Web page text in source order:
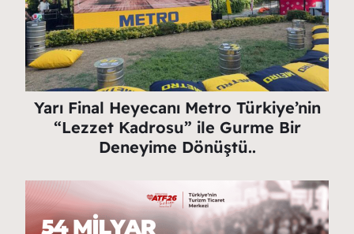
Yarı Final Heyecanı Metro Türkiye’nin
“Lezzet Kadrosu” ile Gurme Bir
Deneyime Dönüştü..